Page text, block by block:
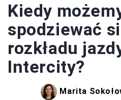
Kiedy
spodziewać
rozkładu
Intercity?
Marita